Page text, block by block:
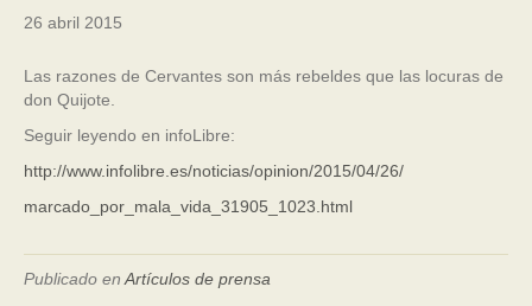
26 abril 2015
Las razones de Cervantes son más rebeldes que las locuras de
don Quijote.
Seguir leyendo en infoLibre:
http://www.infolibre.es/noticias/opinion/2015/04/26/
marcado_por_mala_vida_31905_1023.html
Publicado en Artículos de prensa